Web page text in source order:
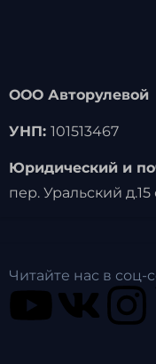
ООО Авторулевой
УНП: 101513467
Юридический и
пер. Уральский д.15
Читайте нас в соц-